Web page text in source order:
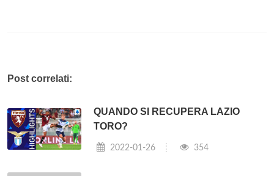
Post correlati:
QUANDO SI RECUPERA LAZIO
TORO?
2022-01-26 354